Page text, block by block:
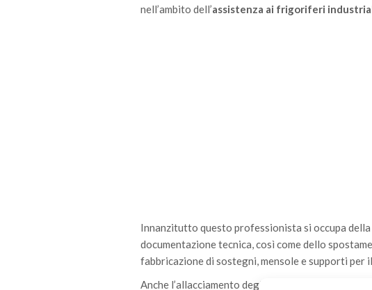
nell’ambito dell’assistenza ai frigoriferi
Innanzitutto questo professionista si occupa
documentazione tecnica, così come dello
fabbricazione di sostegni, mensole e supporti
Anche l’allacciamento degli